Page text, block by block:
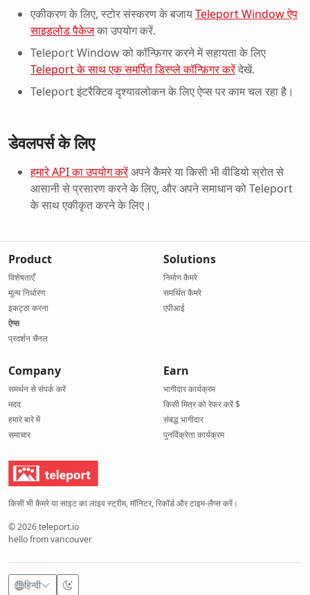
एकीकरण के लिए, स्टोर संस्करण के बजायTeleport Window ऐप
साइडलोड पैकेजका उपयोग करें.
Teleport Window को कॉन्फ़िगर करने में सहायता के लिए
Teleport के साथ एक समर्पित डिस्प्ले कॉन्फ़िगर करेंदेखें.
Teleport इंटरैक्टिव दृश्यावलोकन के लिए ऐप्स पर काम चल रहा है।
डेवलपर्स के लिए
हमारे API का उपयोग करेंअपने कैमरे या किसी भी वीडियो स्रोत से
आसानी से प्रसारण करने के लिए, और अपने समाधान को Teleport
के साथ एकीकृत करने के लिए।
Product
विशेषताएँ
मूल्य निर्धारण
इकट्ठा करना
ऐप्स
प्रदर्शन चैनल
Solutions
निर्माण कैमरे
समर्थित कैमरे
एपीआई
Company
समर्थन से संपर्क करें
मदद
हमारे बारे में
समाचार
Earn
भागीदार कार्यक्रम
किसी मित्र को रेफर करें $
संबद्ध भागीदार
पुनर्विक्रेता कार्यक्रम
किसी भी कैमरे या साइट का लाइव स्ट्रीम, मॉनिटर, रिकॉर्ड और टाइम-लैप्स करें।
© 2026 teleport.io
hello from vancouver
हिन्दी